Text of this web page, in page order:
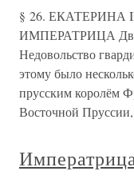
§ 26.
ИМПЕРАТРИЦА
Недовольство
этому было
прусским королём
Восточной